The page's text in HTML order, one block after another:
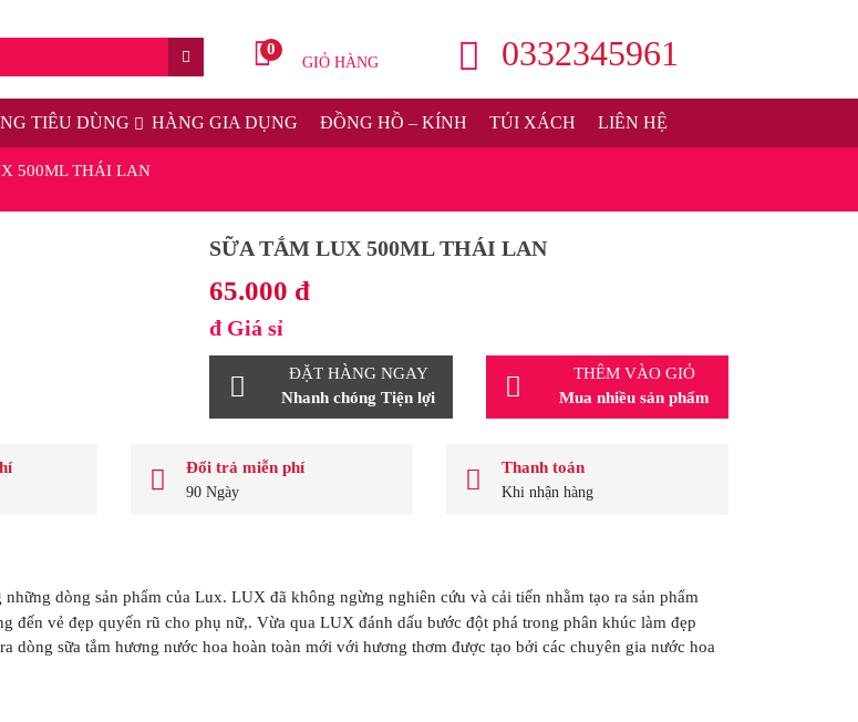
GIỎ HÀNG
0 0332345961
TIÊU DÙNG HÀNG GIA DỤNG ĐỒNG HỒ – KÍNH TÚI XÁCH LIÊN HỆ
500ML THÁI LAN
SỮA TẮM LUX 500ML THÁI LAN
65.000 đ
đ Giá sỉ
ĐẶT HÀNG NGAY
Nhanh chóng Tiện lợi
THÊM VÀO GIỎ
Mua nhiều sản phẩm
Đổi trả miễn phí
90 Ngày
Thanh toán
Khi nhận hàng
những dòng sản phẩm của Lux. LUX đã không ngừng nghiên cứu và cải tiến nhằm tạo ra sản phẩm
đến vẻ đẹp quyến rũ cho phụ nữ,. Vừa qua LUX đánh dấu bước đột phá trong phân khúc làm đẹp
dòng sữa tắm hương nước hoa hoàn toàn mới với hương thơm được tạo bởi các chuyên gia nước hoa